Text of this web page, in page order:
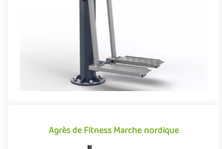
expériences ludiques, l'Adducteur se démarque par son caractè..
Offre partenaire
Agrès de Fitness Marche nordique